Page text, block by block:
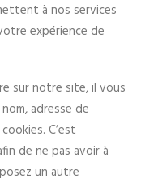
à nos services
expérience de
sur notre site, il vous
adresse de
C’est
de ne pas avoir à
un autre